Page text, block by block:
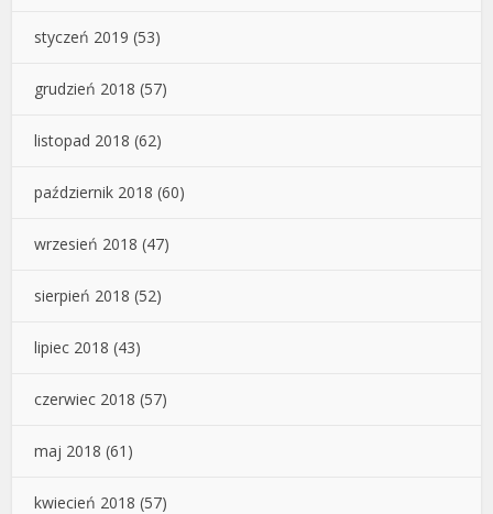
styczeń 2019 (53)
grudzień 2018 (57)
listopad 2018 (62)
październik 2018 (60)
wrzesień 2018 (47)
sierpień 2018 (52)
lipiec 2018 (43)
czerwiec 2018 (57)
maj 2018 (61)
kwiecień 2018 (57)